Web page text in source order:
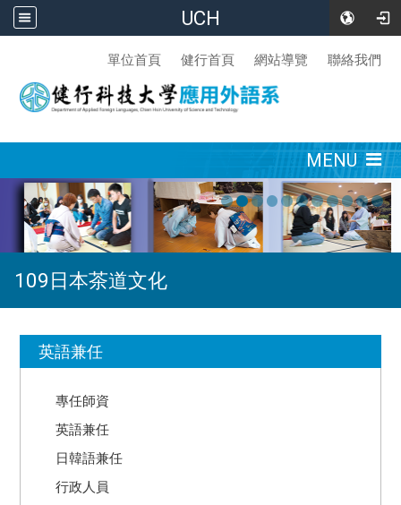
UCH
單位首頁 健行首頁 網站導覽 聯絡我們
MENU
109日本茶道文化
英語兼任
專任師資
英語兼任
日韓語兼任
行政人員